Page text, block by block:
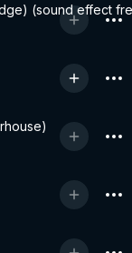
(sound effect